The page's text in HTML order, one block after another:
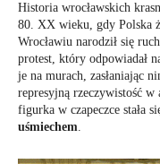
Historia wrocławskich
80. XX wieku, gdy Polska
Wrocławiu narodził się
protest, który odpowiadał
je na murach, zasłaniając
represyjną rzeczywistość w
figurka w czapeczce stała
uśmiechem.